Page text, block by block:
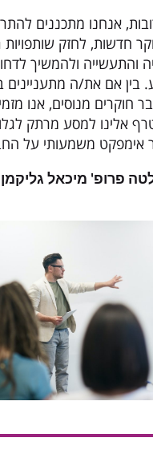
אנחנו מתכננים
חדשות, לחזק שותפויות
והתעשייה ולהמשיך
בין אם את/ה מתעניינים
חוקרים מנוסים, אנו
אלינו למסע מרתק
אימפקט משמעותי על
פרופ' מיכאל גליקמן